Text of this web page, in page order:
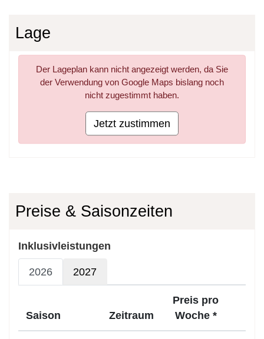
Lage
Der Lageplan kann nicht angezeigt werden, da Sie
der Verwendung von Google Maps bislang noch
nicht zugestimmt haben.
Jetzt zustimmen
Preise & Saisonzeiten
Inklusivleistungen
2026 2027
Saison Zeitraum
Preis pro
Woche *